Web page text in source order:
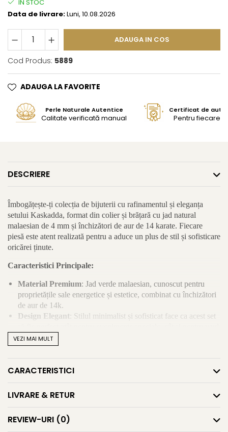
IN STOC
Data de livrare:Luni, 10.08.2026
ADAUGA IN COS
Cod Produs: 5889
ADAUGA LA FAVORITE
Perle Naturale Autentice
Calitate verificată manual
Certificat de
Pentru fiecare
DESCRIERE
Îmbogățește-ți colecția de bijuterii cu rafinamentul și eleganța
setului Kaskadda, format din colier și brățară cu jad natural
malaesian de 4 mm și închizători de aur de 14 karate. Fiecare
piesă este atent realizată pentru a aduce un plus de stil și sofisticare
oricărei ținute.
Caracteristici Principale:
Material Premium: Jad verde malaesian, cunoscut pentru
proprietățile sale energetice și estetice, combinat cu închizători
de aur de 14k.
Design Elegant: Stilul minimalist și sofisticat face ca acest set
zilnic.
Durabilitate
garantând o durată lungă de viață și un aspect impecabil în
timp.
excelentă pentru a surprinde persoanele dragi cu un cadou de
VEZI MAI MULT
CARACTERISTICI
LIVRARE & RETUR
REVIEW-URI (0)